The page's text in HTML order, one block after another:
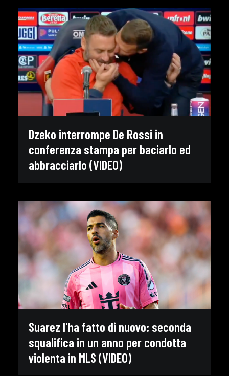
Dzeko interrompe De Rossi in
conferenza stampa per baciarlo ed
abbracciarlo (VIDEO)
Suarez l'ha fatto di nuovo: seconda
squalifica in un anno per condotta
violenta in MLS (VIDEO)